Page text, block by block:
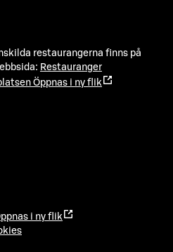
restaurangerna finns på
Restauranger
Öppnas i ny flik
i ny flik